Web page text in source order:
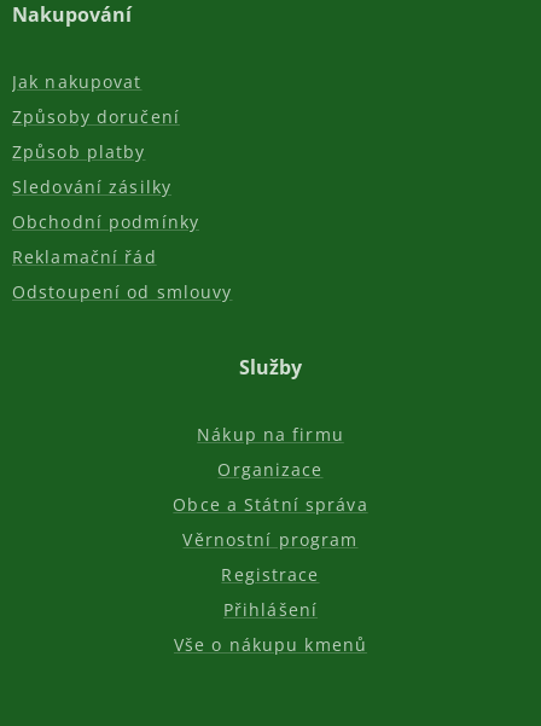
Nakupování
Jak nakupovat
Způsoby doručení
Způsob platby
Sledování zásilky
Obchodní podmínky
Reklamační řád
Odstoupení od smlouvy
Služby
Nákup na firmu
Organizace
Obce a Státní správa
Věrnostní program
Registrace
Přihlášení
Vše o nákupu kmenů